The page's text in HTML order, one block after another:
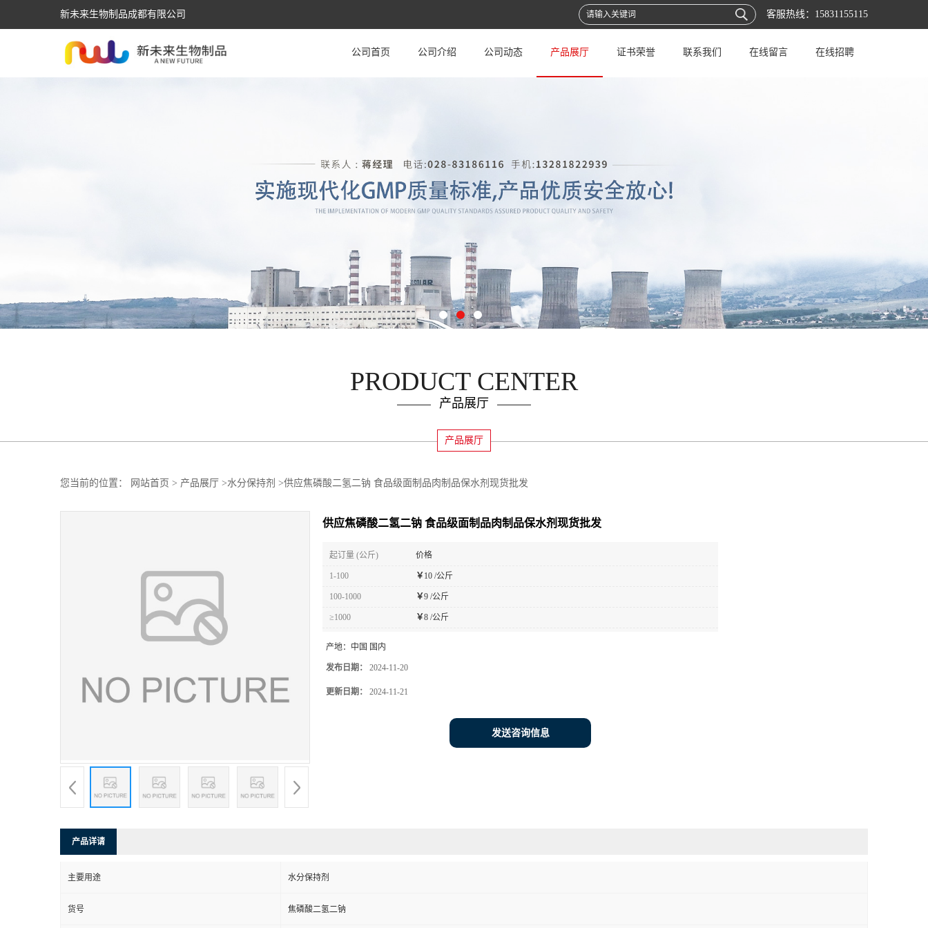
新未来生物制品成都有限公司 客服热线： 15831155115
公司首页 公司介绍 公司动态 产品展厅 证书荣誉 联系我们 在线留言 在线招聘
PRODUCT CENTER
产品展厅
产品展厅
您当前的位置： 网站首页 > 产品展厅 >水分保持剂 >供应焦磷酸二氢二钠 食品级面制品肉制品保水剂现货批发
供应焦磷酸二氢二钠 食品级面制品肉制品保水剂现货批发
起订量 (公斤) 价格
1-100 ￥ 10 /公斤
100-1000 ￥9 /公斤
≥1000 ￥8 /公斤
产地： 中国 国内
发布日期： 2024-11-20
更新日期： 2024-11-21
发送咨询信息
产品详请
主要用途 水分保持剂
货号 焦磷酸二氢二钠